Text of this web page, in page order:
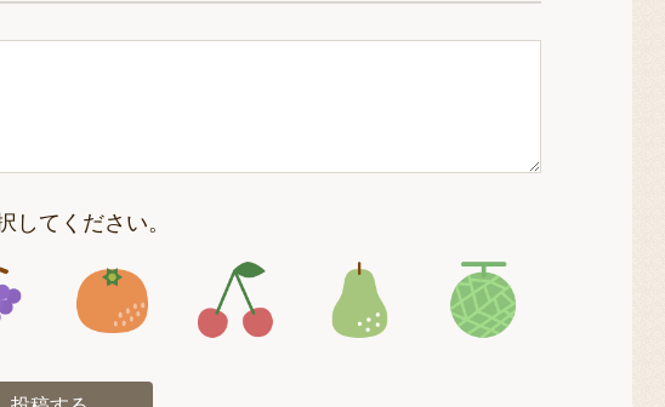
してください。
アイコン4 アイコン5 アイコン6 アイコン7